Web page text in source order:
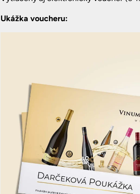
Ukážka voucheru: